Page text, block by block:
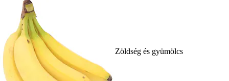
Zöldség és gyümölcs